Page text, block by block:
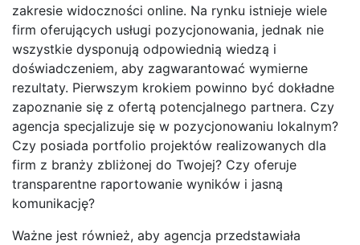
zakresie widoczności online. Na rynku istnieje wiele
firm oferujących usługi pozycjonowania, jednak nie
wszystkie dysponują odpowiednią wiedzą i
doświadczeniem, aby zagwarantować wymierne
rezultaty. Pierwszym krokiem powinno być dokładne
zapoznanie się z ofertą potencjalnego partnera. Czy
agencja specjalizuje się w pozycjonowaniu lokalnym?
Czy posiada portfolio projektów realizowanych dla
firm z branży zbliżonej do Twojej? Czy oferuje
transparentne raportowanie wyników i jasną
komunikację?
Ważne jest również, aby agencja przedstawiała